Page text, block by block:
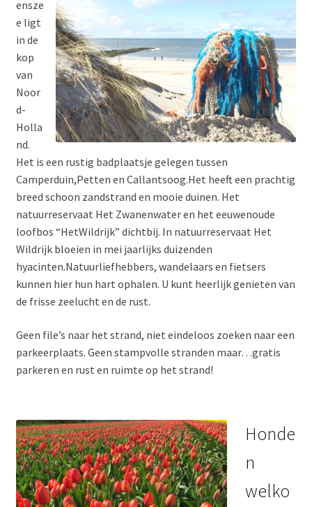
ensze
e ligt
in de
kop
van
Noor
d-
Holla
nd.
Het is een rustig badplaatsje gelegen tussen
Camperduin,Petten en Callantsoog.Het heeft een prachtig
breed schoon zandstrand en mooie duinen. Het
natuurreservaat Het Zwanenwater en het eeuwenoude
loofbos “HetWildrijk” dichtbij. In natuurreservaat Het
Wildrijk bloeien in mei jaarlijks duizenden
hyacinten.Natuurliefhebbers, wandelaars en fietsers
kunnen hier hun hart ophalen. U kunt heerlijk genieten van
de frisse zeelucht en de rust.
Geen file’s naar het strand, niet eindeloos zoeken naar een
parkeerplaats. Geen stampvolle stranden maar…gratis
parkeren en rust en ruimte op het strand!
Honde
n
welko